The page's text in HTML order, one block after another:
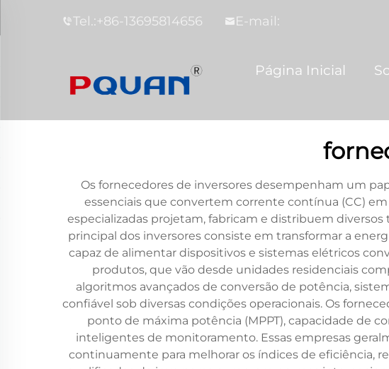
Tel.:+86-13695814656 E-mail:
Página Inicial
Os fornecedores de inversores desempenham um
essenciais que convertem corrente contínua (CC)
especializadas projetam, fabricam e distribuem
principal dos inversores consiste em transformar a
capaz de alimentar dispositivos e sistemas elétricos
produtos, que vão desde unidades residenciais
algoritmos avançados de conversão de potência,
confiável sob diversas condições operacionais. Os
ponto de máxima potência (MPPT), capacidade de
inteligentes de monitoramento. Essas empresas
continuamente para melhorar os índices de eficiência,